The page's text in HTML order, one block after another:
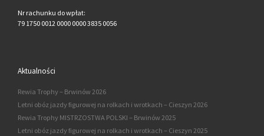
Nr rachunku do wpłat:
79 1750 0012 0000 0000 3835 0056
Aktualności
Rewia Trophy – Brwinów 2026
Letni obóz jazdy figurowej na rolkach i wrotkach – Cieszyn 2026
Rewia Trophy MISTRZOSTWA POLSKI – Brwinów 2025
Letni obóz jazdy figurowej na rolkach i wrotkach – Cieszyn 2025